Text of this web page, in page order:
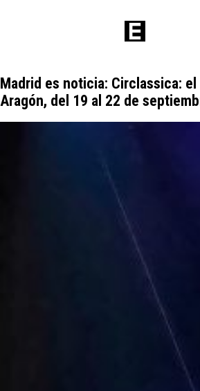
Madrid es noticia: Circlassica:
Aragón, del 19 al 22 de